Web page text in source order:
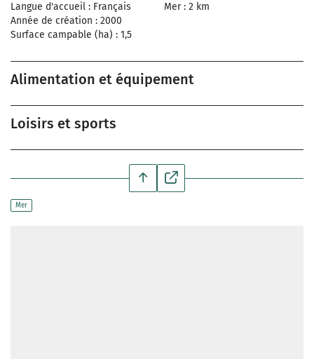
Langue d'accueil : Français
Année de création : 2000
Surface campable (ha) : 1,5
Mer : 2 km
Alimentation et équipement
Loisirs et sports
Mer